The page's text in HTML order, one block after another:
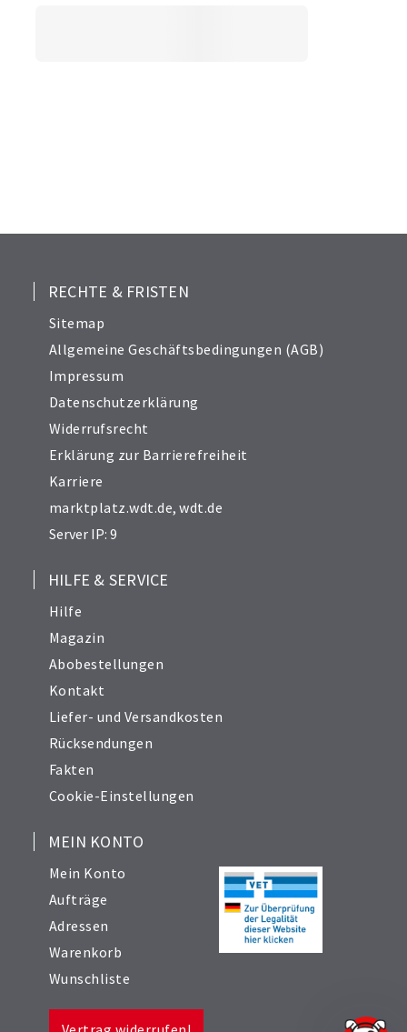
RECHTE & FRISTEN
Sitemap
Allgemeine Geschäftsbedingungen (AGB)
Impressum
Datenschutzerklärung
Widerrufsrecht
Erklärung zur Barrierefreiheit
Karriere
marktplatz.wdt.de,wdt.de
Server IP: 9
HILFE & SERVICE
Hilfe
Magazin
Abobestellungen
Kontakt
Liefer- und Versandkosten
Rücksendungen
Fakten
Cookie-Einstellungen
MEIN KONTO
Mein Konto
Aufträge
Adressen
Warenkorb
Wunschliste